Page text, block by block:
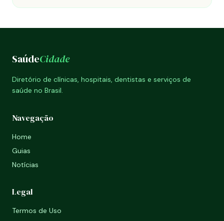
SaúdeCidade
Diretório de clínicas, hospitais, dentistas e serviços de
saúde no Brasil.
Navegação
Home
Guias
Notícias
Legal
Termos de Uso